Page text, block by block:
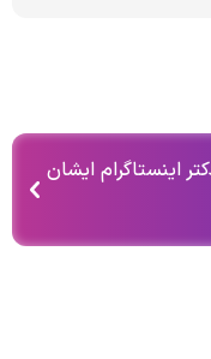
اینستاگرام ایشان